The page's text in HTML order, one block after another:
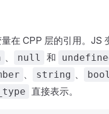
在 CPP 层的引用。JS
null 和
string
_type 直接表示。